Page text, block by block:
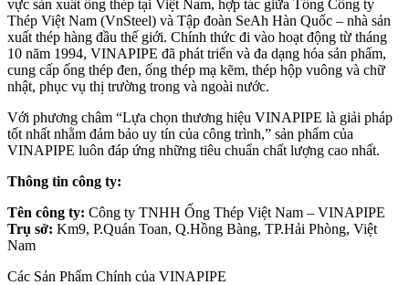
vực sản xuất ống thép tại Việt Nam, hợp tác giữa Tổng Công ty
Thép Việt Nam (VnSteel) và Tập đoàn SeAh Hàn Quốc – nhà sản
xuất thép hàng đầu thế giới. Chính thức đi vào hoạt động từ tháng
10 năm 1994, VINAPIPE đã phát triển và đa dạng hóa sản phẩm,
cung cấp ống thép đen, ống thép mạ kẽm, thép hộp vuông và chữ
nhật, phục vụ thị trường trong và ngoài nước.
Với phương châm “Lựa chọn thương hiệu VINAPIPE là giải pháp
tốt nhất nhằm đảm bảo uy tín của công trình,” sản phẩm của
VINAPIPE luôn đáp ứng những tiêu chuẩn chất lượng cao nhất.
Thông tin công ty:
Tên công ty: Công ty TNHH Ống Thép Việt Nam – VINAPIPE
Trụ sở: Km9, P.Quán Toan, Q.Hồng Bàng, TP.Hải Phòng, Việt
Nam
Các Sản Phẩm Chính của VINAPIPE